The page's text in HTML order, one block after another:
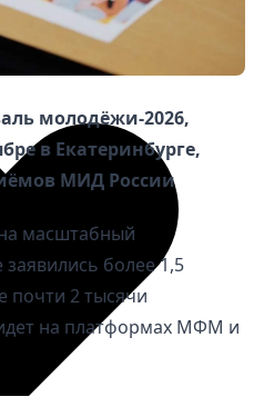
молодёжи-2026,
в Екатеринбурге,
МИД России
масштабный
более 1,5
почти 2 тысячи
на платформах МФМ и